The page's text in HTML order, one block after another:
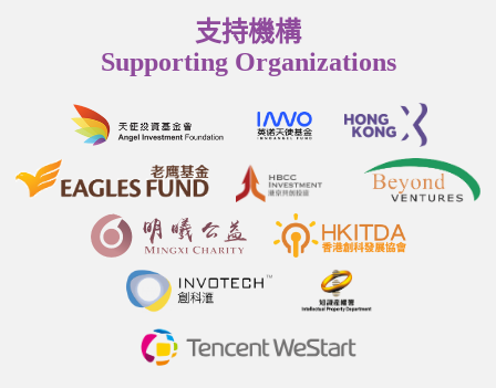
支持機構
Supporting Organizations